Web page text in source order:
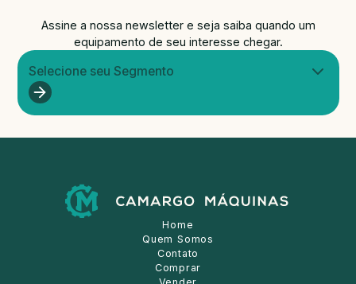
Assine a nossa newsletter e seja saiba quando um
equipamento de seu interesse chegar.
Selecione seu Segmento
Home
Quem Somos
Contato
Comprar